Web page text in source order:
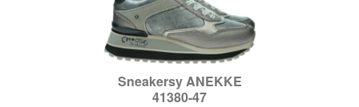
Sneakersy ANEKKE
41380-47